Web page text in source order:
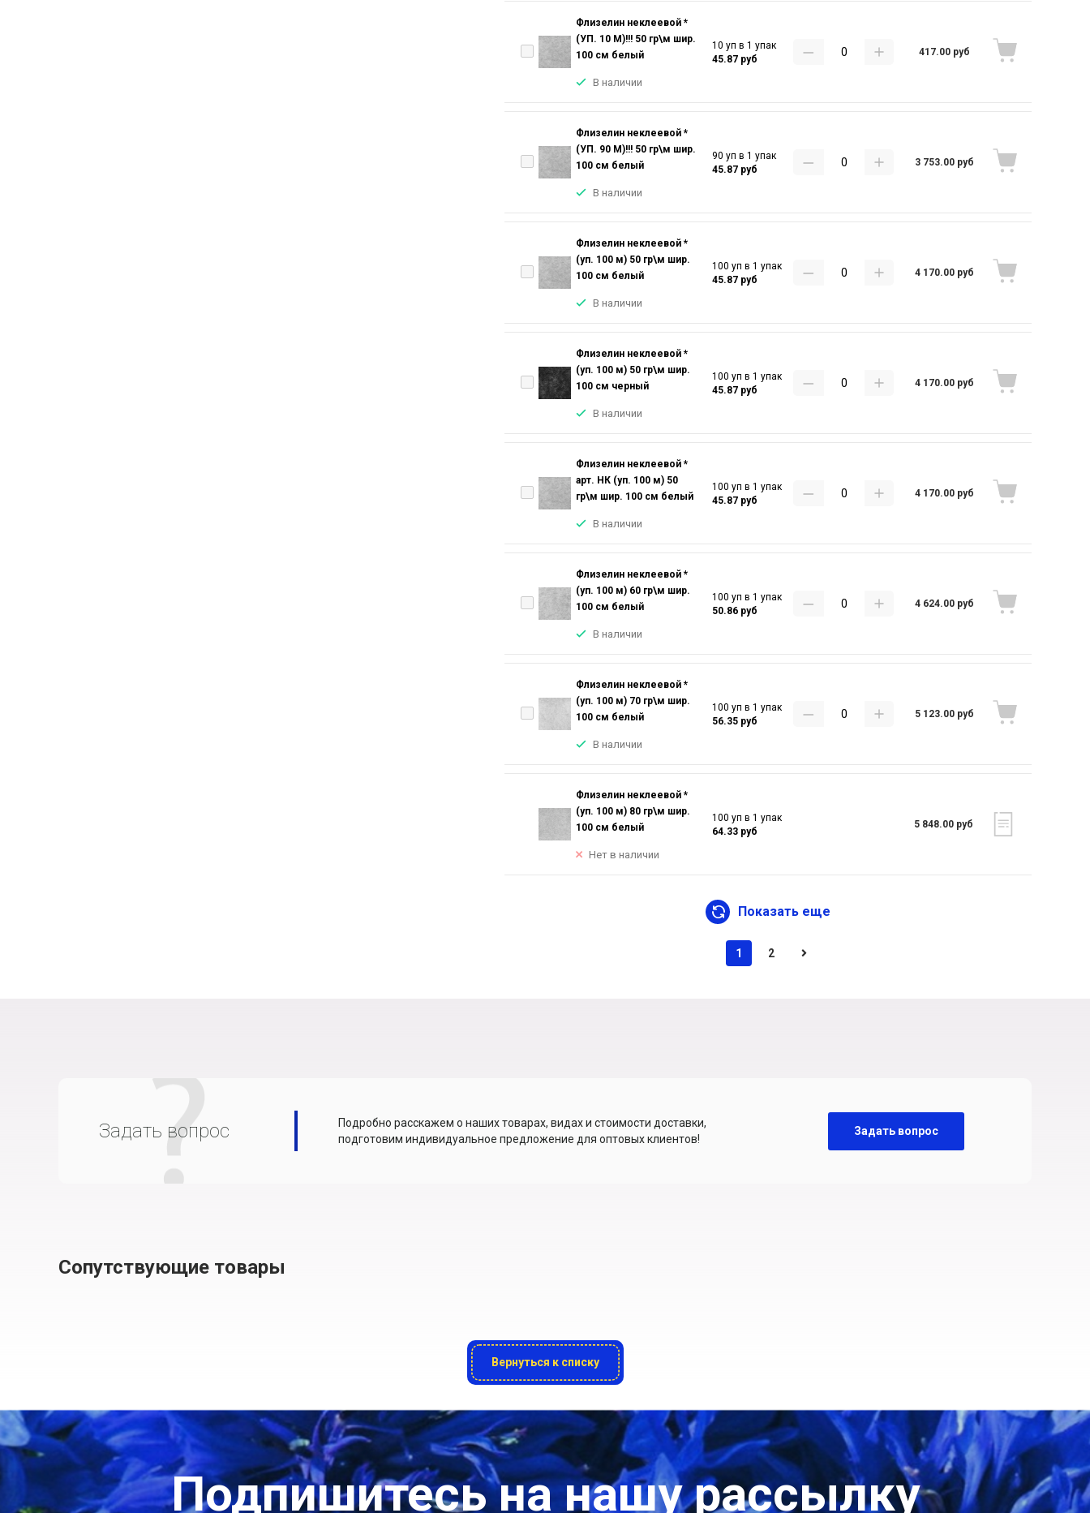
Флизелин неклеевой *
(УП. 10 М)!!! 50 гр\м шир.
100 см белый
В наличии
10 уп в 1 упак
45.87 руб
417.00 руб
Флизелин неклеевой *
(УП. 90 М)!!! 50 гр\м шир.
100 см белый
В наличии
90 уп в 1 упак
45.87 руб
3 753.00 руб
Флизелин неклеевой *
(уп. 100 м) 50 гр\м шир.
100 см белый
В наличии
100 уп в 1 упак
45.87 руб
4 170.00 руб
Флизелин неклеевой *
(уп. 100 м) 50 гр\м шир.
100 см черный
В наличии
100 уп в 1 упак
45.87 руб
4 170.00 руб
Флизелин неклеевой *
арт. НК (уп. 100 м) 50
гр\м шир. 100 см белый
В наличии
100 уп в 1 упак
45.87 руб
4 170.00 руб
Флизелин неклеевой *
(уп. 100 м) 60 гр\м шир.
100 см белый
В наличии
100 уп в 1 упак
50.86 руб
4 624.00 руб
Флизелин неклеевой *
(уп. 100 м) 70 гр\м шир.
100 см белый
В наличии
100 уп в 1 упак
56.35 руб
5 123.00 руб
Флизелин неклеевой *
(уп. 100 м) 80 гр\м шир.
100 см белый
Нет в наличии
100 уп в 1 упак
64.33 руб
5 848.00 руб
Показать еще
1 2
Задать вопрос
Подробно расскажем о наших товарах, видах и стоимости доставки,
подготовим индивидуальное предложение для оптовых клиентов!
Задать вопрос
Сопутствующие товары
Вернуться к списку
Подпишитесь на нашу рассылку